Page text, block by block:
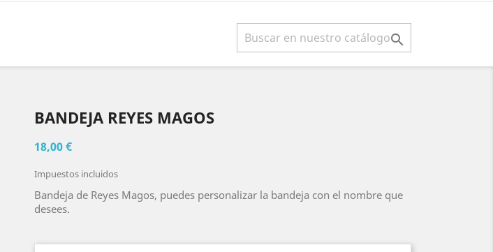

BANDEJA REYES MAGOS
18,00 €
Impuestos incluidos
Bandeja de Reyes Magos, puedes personalizar la bandeja con el nombre que
desees.